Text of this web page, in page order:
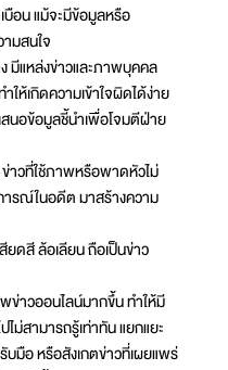
อน แม้จะมีข้อมูลหรือ
มสนใจ
มีแหล่งข่าวและภาพบุคคล
ให้เกิดความเข้าใจผิดได้ง่าย
นอข้อมูลชี้นำเพื่อโจมตีฝ่าย
าวที่ใช้ภาพหรือพาดหัวไม่
ารณ์ในอดีต มาสร้างความ
ดสี ล้อเลียน ถือเป็นข่าว
าวออนไลน์มากขึ้น ทำให้มี
ม่สามารถรู้เท่าทัน แยกแยะ
มือ หรือสังเกตข่าวที่เผยแพร่